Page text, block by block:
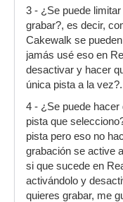
3 - ¿Se puede
grabar?, es decir,
Cakewalk se
jamás usé eso en
desactivar y hacer
única pista a la vez?.
4 - ¿Se puede hacer
pista que
pista pero eso no
grabación se active
si que sucede en
activándolo y
quieres grabar, me